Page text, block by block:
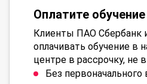
Оплатите
Клиенты ПАО Сбербанк
оплачивать обучение в
центре в рассрочку, не
Без первоначального